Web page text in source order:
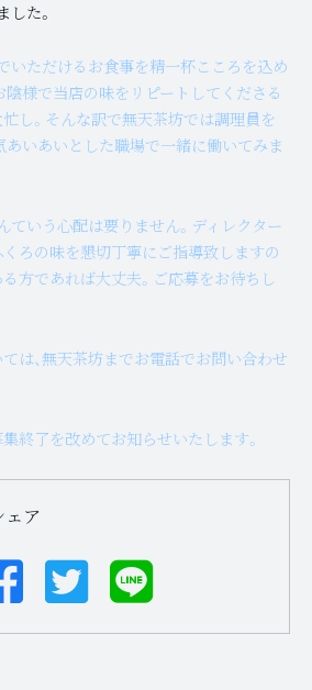
た。
いただけるお食事を精一杯こころを込め
陰様で当店の味をリピートしてくださる
し。そんな訳で無天茶坊では調理員を
あいあいとした職場で一緒に働いてみま
ていう心配は要りません。ディレクター
くろの味を懇切丁寧にご指導致しますの
方であれば大丈夫。ご応募をお待ちし
は、無天茶坊までお電話でお問い合わせ
終了を改めてお知らせいたします。
ア